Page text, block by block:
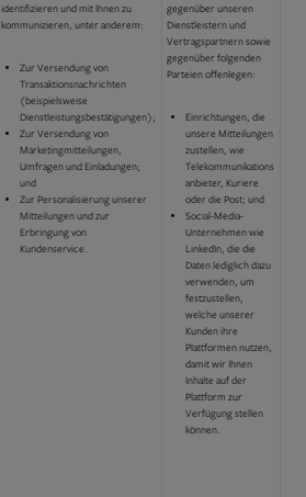
identifizieren und mit Ihnen zu
kommunizieren, unter anderem:
Zur Versendung von
Transaktionsnachrichten
(beispielsweise
Dienstleistungsbestätigungen);
Zur Versendung von
Marketingmitteilungen,
Umfragen und Einladungen;
und
Zur Personalisierung unserer
Mitteilungen und zur
Erbringung von
Kundenservice.
gegenüber unseren
Dienstleistern und
Vertragspartnern sowie
gegenüber folgenden
Parteien offenlegen:
Einrichtungen, die
unsere Mitteilungen
zustellen, wie
Telekommunikations
anbieter, Kuriere
oder die Post; und
Social-Media-
Unternehmen wie
LinkedIn, die die
Daten lediglich dazu
verwenden, um
festzustellen,
welche unserer
Kunden ihre
Plattformen nutzen,
damit wir Ihnen
Inhalte auf der
Plattform zur
Verfügung stellen
können.